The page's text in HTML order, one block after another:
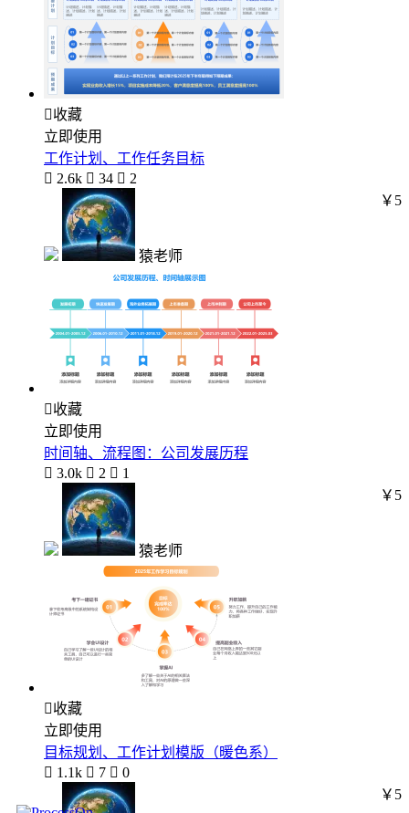
收藏
立即使用
工作计划、工作任务目标
 2.6k  34  2
猿老师
￥5
收藏
立即使用
时间轴、流程图：公司发展历程
 3.0k  2  1
猿老师
￥5
收藏
立即使用
目标规划、工作计划模版（暖色系）
 1.1k  7  0
￥5